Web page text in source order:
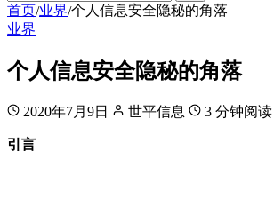
首页/业界/个人信息安全隐秘的角落
业界
个人信息安全隐秘的角落
2020年7月9日 世平信息 3 分钟阅读
引言